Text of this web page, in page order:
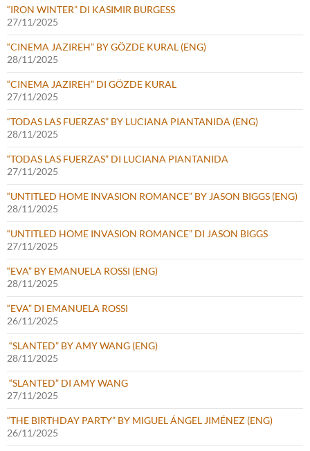
“IRON WINTER” DI KASIMIR BURGESS
27/11/2025
“CINEMA JAZIREH” BY GÖZDE KURAL (ENG)
28/11/2025
“CINEMA JAZIREH” DI GÖZDE KURAL
27/11/2025
“TODAS LAS FUERZAS” BY LUCIANA PIANTANIDA (ENG)
28/11/2025
“TODAS LAS FUERZAS” DI LUCIANA PIANTANIDA
27/11/2025
“UNTITLED HOME INVASION ROMANCE” BY JASON BIGGS (ENG)
28/11/2025
“UNTITLED HOME INVASION ROMANCE” DI JASON BIGGS
27/11/2025
“EVA” BY EMANUELA ROSSI (ENG)
28/11/2025
“EVA” DI EMANUELA ROSSI
26/11/2025
“SLANTED” BY AMY WANG (ENG)
28/11/2025
“SLANTED” DI AMY WANG
27/11/2025
“THE BIRTHDAY PARTY” BY MIGUEL ÁNGEL JIMÉNEZ (ENG)
26/11/2025